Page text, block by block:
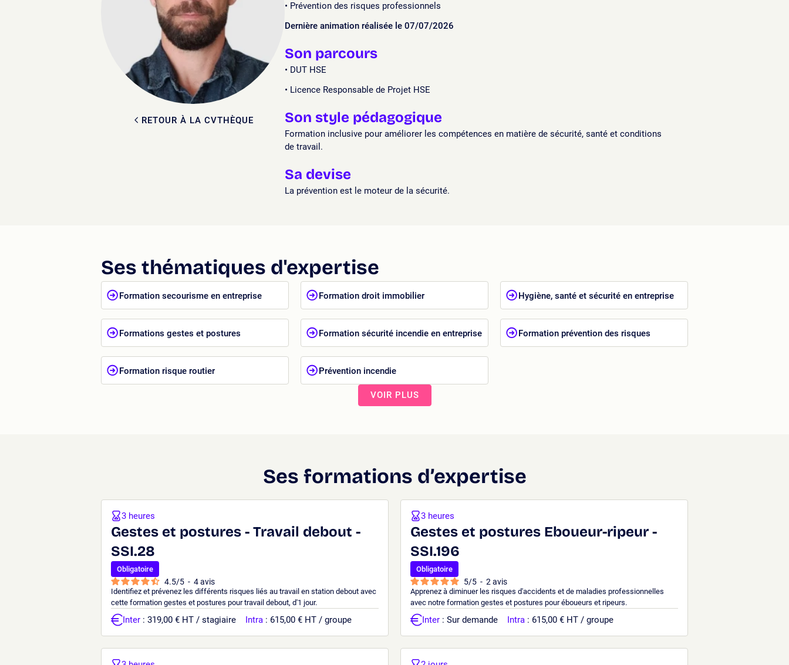
RETOUR À LA CVTHÈQUE
Prévention des risques professionnels
Dernière animation réalisée le 07/07/2026
Son parcours
DUT HSE
Licence Responsable de Projet HSE
Son style pédagogique
Formation inclusive pour améliorer les compétences en matière de sécurité, santé et conditions
de travail.
Sa devise
La prévention est le moteur de la sécurité.
Ses thématiques d'expertise
Formation secourisme en entreprise Formation droit immobilier Hygiène, santé et sécurité en entreprise
Formations gestes et postures Formation sécurité incendie en entreprise Formation prévention des risques
Formation risque routier Prévention incendie
VOIR PLUS
Ses formations d’expertise
Gestes et postures - Travail debout -
SSI.28
Obligatoire
4.5/5 - 4avis
Identifiez et prévenez les différents risques liés au travail en station debout avec
cette formation gestes et postures pour travail debout, d'1 jour.
3 heures
Inter : 319,00 € HT / stagiaire Intra : 615,00 € HT / groupe
Gestes et postures Eboueur-ripeur -
SSI.196
Obligatoire
5/5 - 2 avis
Apprenez à diminuer les risques d'accidents et de maladies professionnelles
avec notre formation gestes et postures pour éboueurs et ripeurs.
3 heures
Inter : Sur demande Intra : 615,00 € HT / groupe